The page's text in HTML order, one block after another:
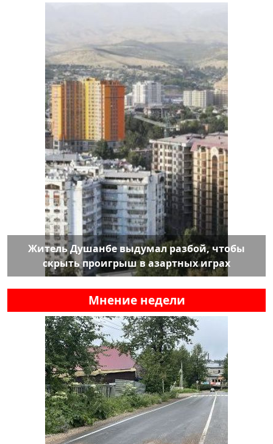
Житель Душанбе выдумал разбой, чтобы
скрыть проигрыш в азартных играх
Мнение недели